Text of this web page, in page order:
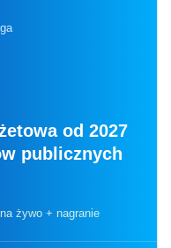
od 2027
publicznych
żywo + nagranie